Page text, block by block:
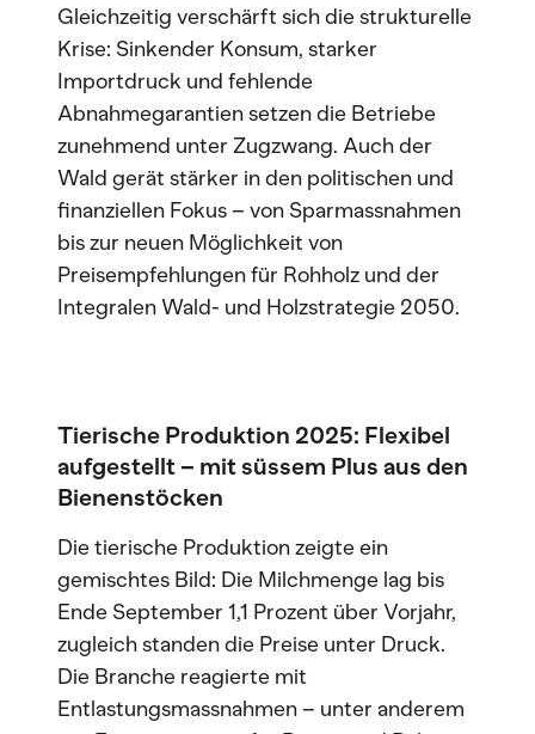
Gleichzeitig verschärft sich die strukturelle
Krise: Sinkender Konsum, starker
Importdruck und fehlende
Abnahmegarantien setzen die Betriebe
zunehmend unter Zugzwang. Auch der
Wald gerät stärker in den politischen und
finanziellen Fokus – von Sparmassnahmen
bis zur neuen Möglichkeit von
Preisempfehlungen für Rohholz und der
Integralen Wald- und Holzstrategie 2050.
Tierische Produktion 2025: Flexibel
aufgestellt – mit süssem Plus aus den
Bienenstöcken
Die tierische Produktion zeigte ein
gemischtes Bild: Die Milchmenge lag bis
Ende September 1,1 Prozent über Vorjahr,
zugleich standen die Preise unter Druck.
Die Branche reagierte mit
Entlastungsmassnahmen – unter anderem